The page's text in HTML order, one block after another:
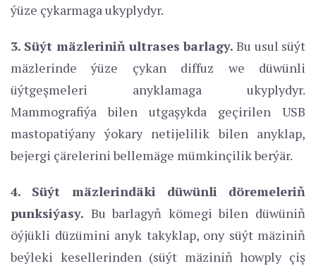
ýüze çykarmaga ukyplydyr.
3. Süýt mäzleriniň ultrases barlagy. Bu usul süýt
mäzlerinde ýüze çykan diffuz we düwünli
üýtgeşmeleri anyklamaga ukyplydyr.
Mammografiýa bilen utgaşykda geçirilen USB
mastopatiýany ýokary netijelilik bilen anyklap,
bejergi çärelerini bellemäge mümkinçilik berýär.
4. Süýt mäzlerindäki düwünli döremeleriň
punksiýasy. Bu barlagyň kömegi bilen düwüniň
öýjükli düzümini anyk takyklap, ony süýt mäziniň
beýleki kesellerinden (süýt mäziniň howply çiş